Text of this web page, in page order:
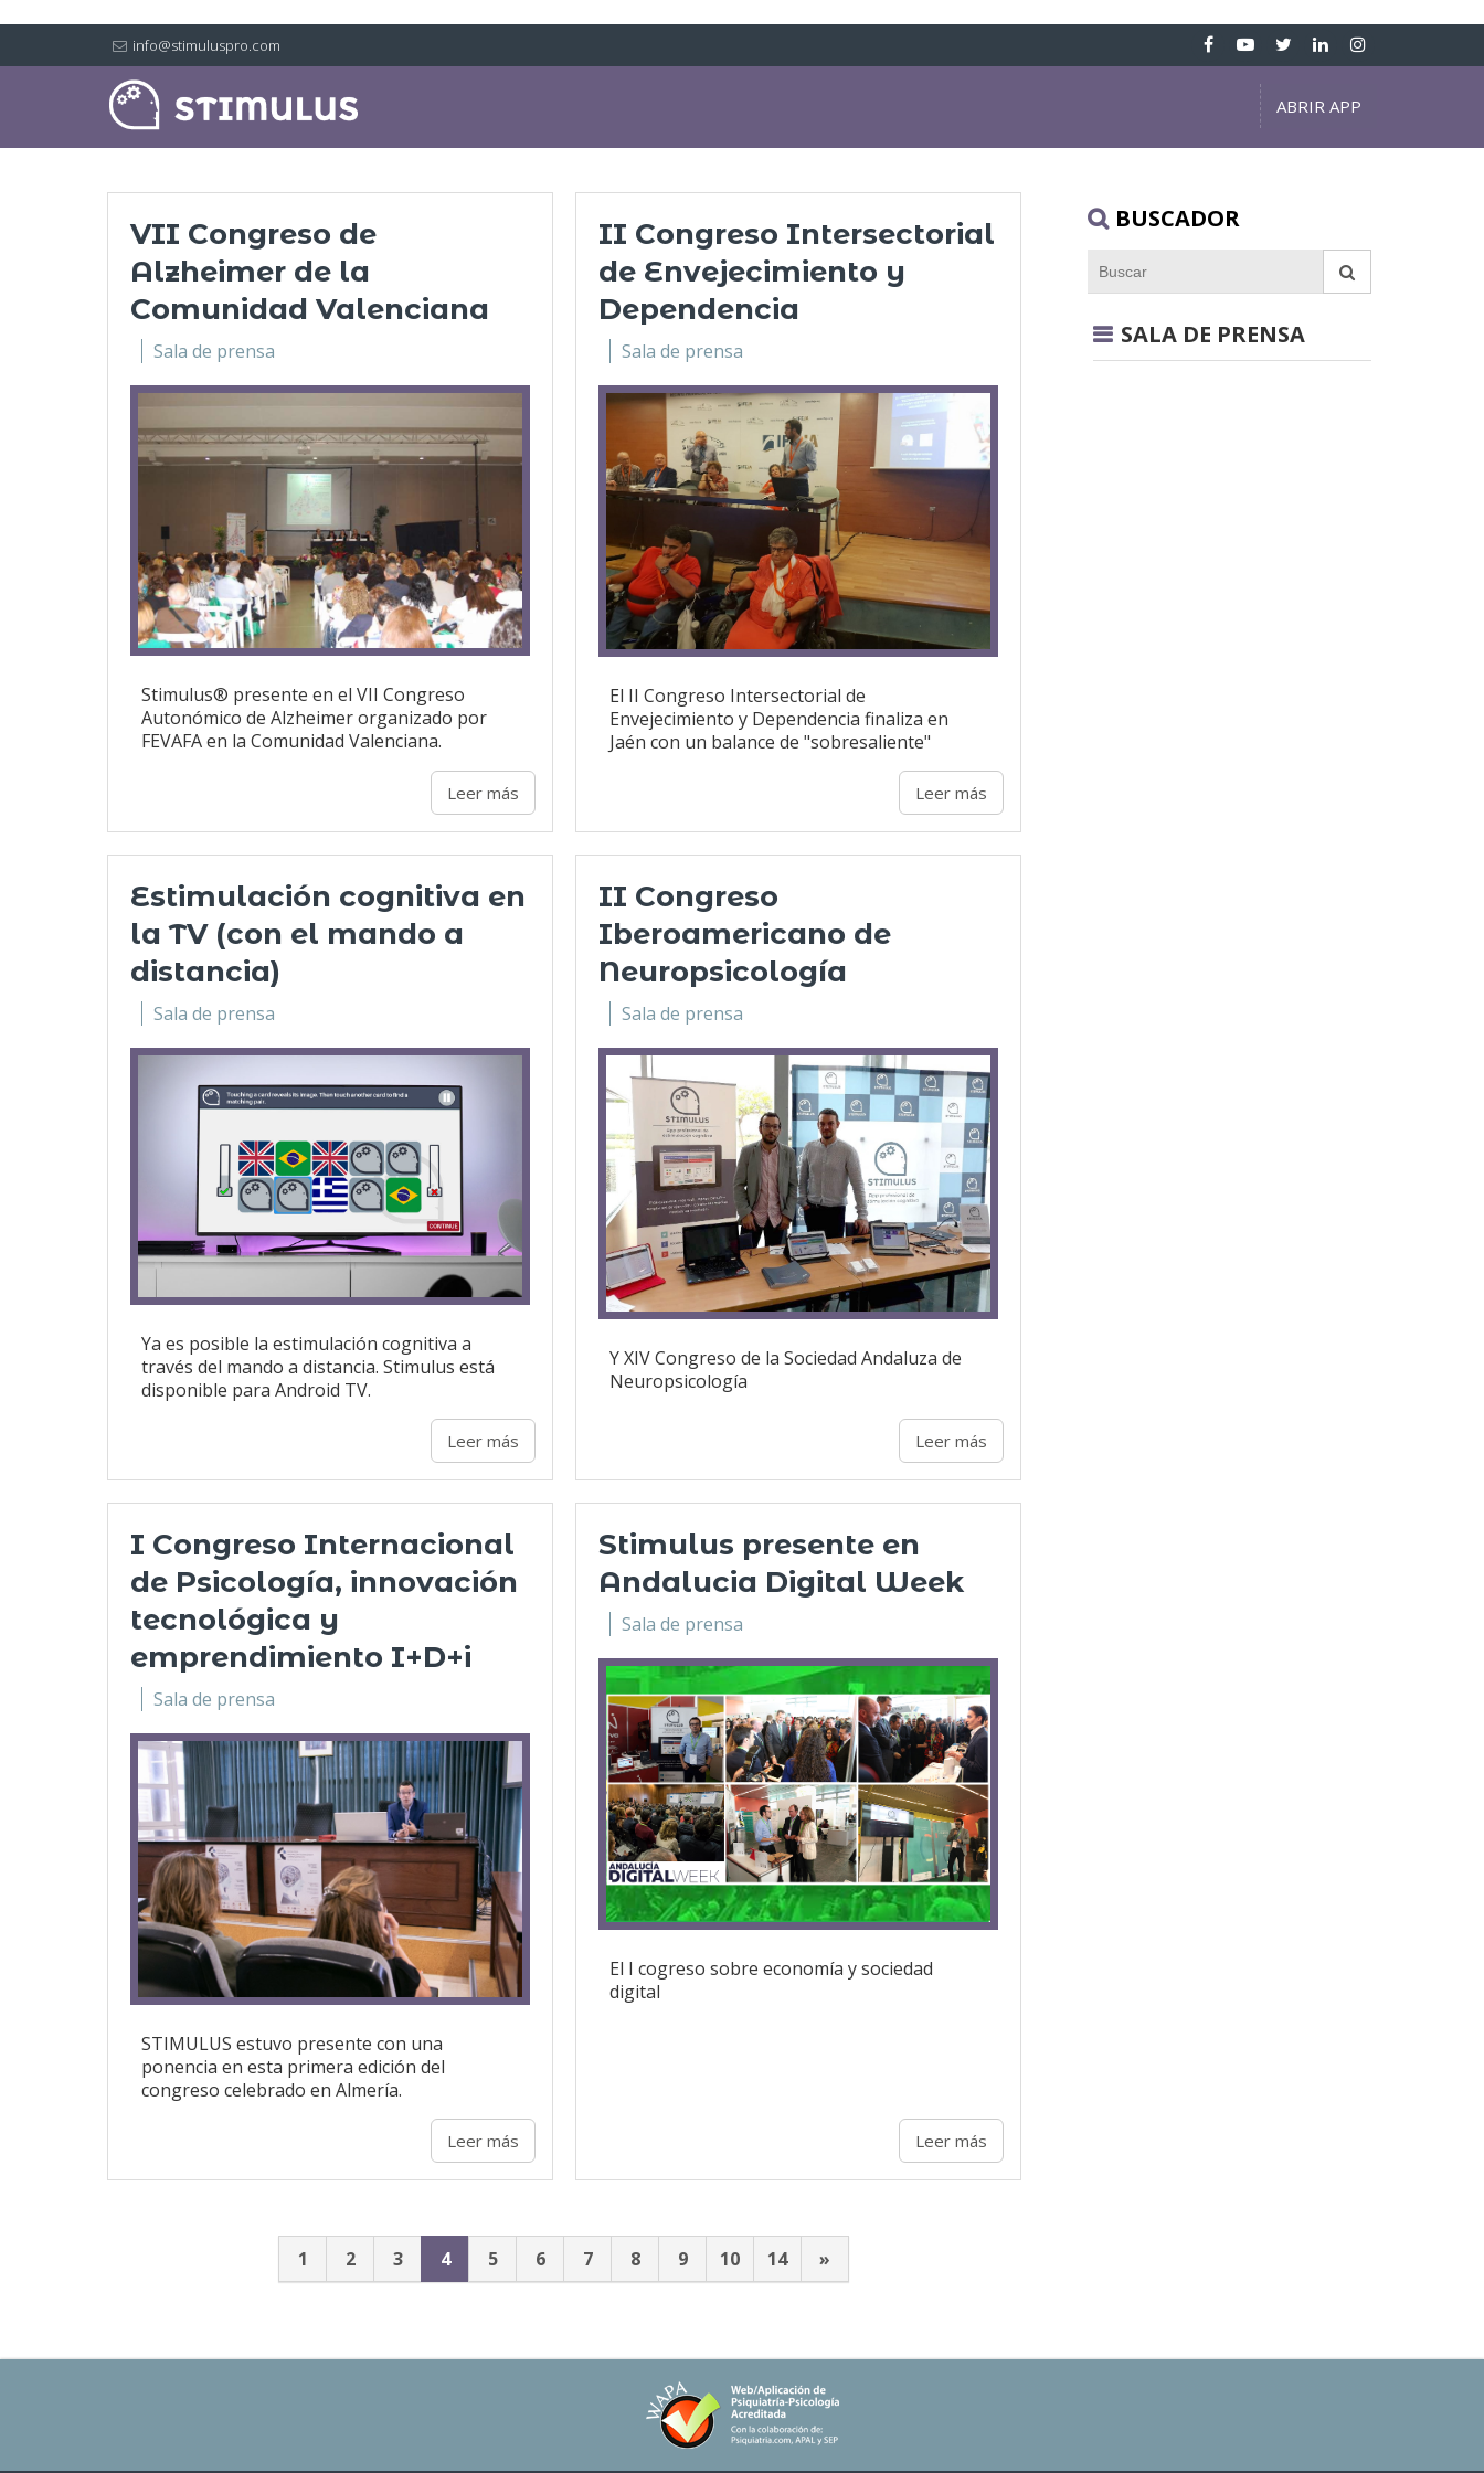
info@stimuluspro.com
ABRIR APP
VII Congreso de
Alzheimer de la
Comunidad Valenciana
Sala de prensa
Stimulus® presente en el VII Congreso
Autonómico de Alzheimer organizado por
FEVAFA en la Comunidad Valenciana.
Leer más
II Congreso Intersectorial
de Envejecimiento y
Dependencia
Sala de prensa
El II Congreso Intersectorial de
Envejecimiento y Dependencia finaliza en
Jaén con un balance de "sobresaliente"
Leer más
Estimulación cognitiva en
la TV (con el mando a
distancia)
Sala de prensa
Ya es posible la estimulación cognitiva a
través del mando a distancia. Stimulus está
disponible para Android TV.
Leer más
II Congreso
Iberoamericano de
Neuropsicología
Sala de prensa
Y XIV Congreso de la Sociedad Andaluza de
Neuropsicología
Leer más
I Congreso Internacional
de Psicología, innovación
tecnológica y
emprendimiento I+D+i
Sala de prensa
STIMULUS estuvo presente con una
ponencia en esta primera edición del
congreso celebrado en Almería.
Leer más
Stimulus presente en
Andalucia Digital Week
Sala de prensa
El I cogreso sobre economía y sociedad
digital
Leer más
1 2 3 4 5 6 7 8 9 10 14 »
BUSCADOR
SALA DE PRENSA